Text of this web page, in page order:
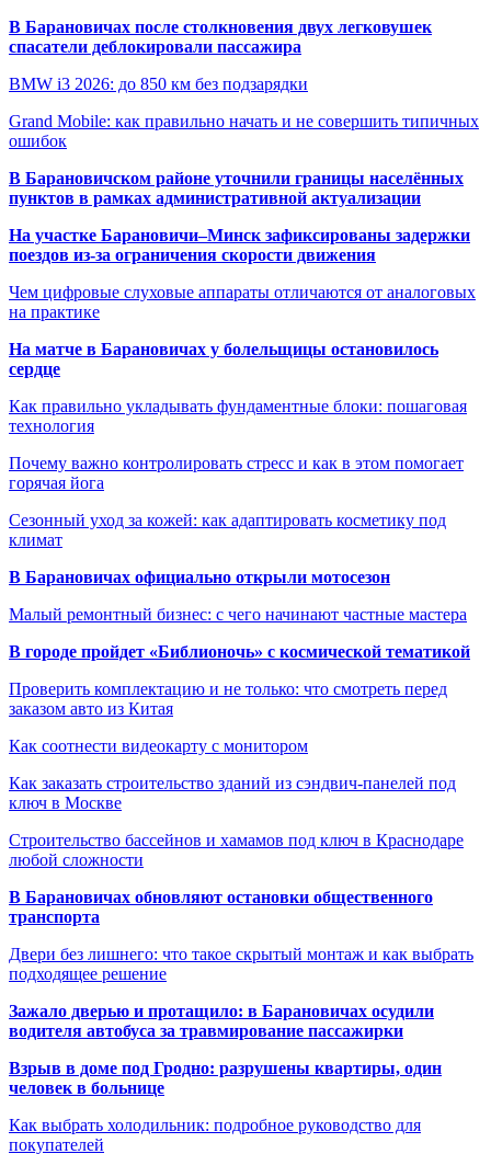
В Барановичах после столкновения двух легковушек
спасатели деблокировали пассажира
BMW i3 2026: до 850 км без подзарядки
Grand Mobile: как правильно начать и не совершить типичных
ошибок
В Барановичском районе уточнили границы населённых
пунктов в рамках административной актуализации
На участке Барановичи–Минск зафиксированы задержки
поездов из-за ограничения скорости движения
Чем цифровые слуховые аппараты отличаются от аналоговых
на практике
На матче в Барановичах у болельщицы остановилось
сердце
Как правильно укладывать фундаментные блоки: пошаговая
технология
Почему важно контролировать стресс и как в этом помогает
горячая йога
Сезонный уход за кожей: как адаптировать косметику под
климат
В Барановичах официально открыли мотосезон
Малый ремонтный бизнес: с чего начинают частные мастера
В городе пройдет «Библионочь» с космической тематикой
Проверить комплектацию и не только: что смотреть перед
заказом авто из Китая
Как соотнести видеокарту с монитором
Как заказать строительство зданий из сэндвич-панелей под
ключ в Москве
Строительство бассейнов и хамамов под ключ в Краснодаре
любой сложности
В Барановичах обновляют остановки общественного
транспорта
Двери без лишнего: что такое скрытый монтаж и как выбрать
подходящее решение
Зажало дверью и протащило: в Барановичах осудили
водителя автобуса за травмирование пассажирки
Взрыв в доме под Гродно: разрушены квартиры, один
человек в больнице
Как выбрать холодильник: подробное руководство для
покупателей